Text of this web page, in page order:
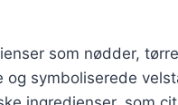
som nødder,
symboliserede